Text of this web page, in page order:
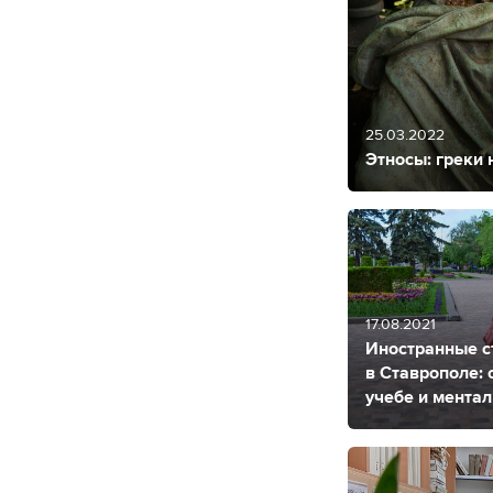
25.03.2022
Этносы: греки
17.08.2021
Иностранные
в Ставрополе:
учебе и